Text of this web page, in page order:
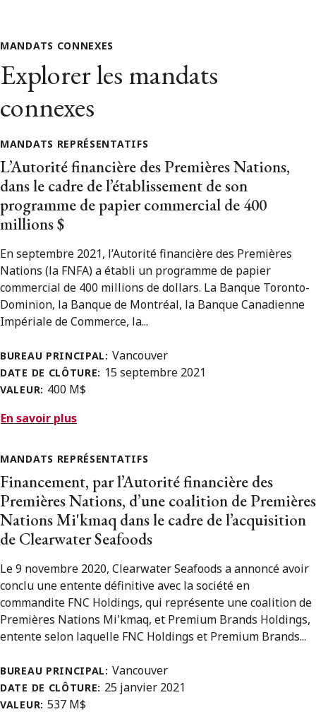
MANDATS CONNEXES
Explorer les mandats
connexes
MANDATS REPRÉSENTATIFS
L’Autorité financière des Premières Nations,
dans le cadre de l’établissement de son
programme de papier commercial de 400
millions $
En septembre 2021, l’Autorité financière des Premières
Nations (la FNFA) a établi un programme de papier
commercial de 400 millions de dollars. La Banque Toronto-
Dominion, la Banque de Montréal, la Banque Canadienne
Impériale de Commerce, la...
BUREAU PRINCIPAL: Vancouver
DATE DE CLÔTURE: 15 septembre 2021
VALEUR: 400 M$
En savoir plus
MANDATS REPRÉSENTATIFS
Financement, par l’Autorité financière des
Premières Nations, d’une coalition de Premières
Nations Mi'kmaq dans le cadre de l’acquisition
de Clearwater Seafoods
Le 9 novembre 2020, Clearwater Seafoods a annoncé avoir
conclu une entente définitive avec la société en
commandite FNC Holdings, qui représente une coalition de
Premières Nations Mi'kmaq, et Premium Brands Holdings,
entente selon laquelle FNC Holdings et Premium Brands...
BUREAU PRINCIPAL: Vancouver
DATE DE CLÔTURE: 25 janvier 2021
VALEUR: 537 M$